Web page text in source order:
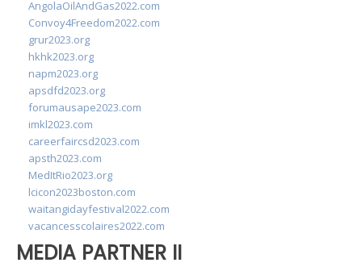
AngolaOilAndGas2022.com
Convoy4Freedom2022.com
grur2023.org
hkhk2023.org
napm2023.org
apsdfd2023.org
forumausape2023.com
imkl2023.com
careerfaircsd2023.com
apsth2023.com
MedItRio2023.org
lcicon2023boston.com
waitangidayfestival2022.com
vacancesscolaires2022.com
MEDIA PARTNER II